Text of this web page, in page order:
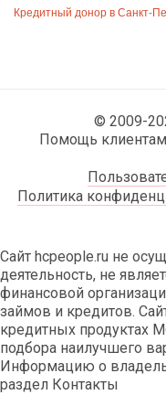
Кредитный донор в Санкт-
© 2009-
Помощь
Политика
Сайт hcpeople.ru не
деятельность, не
финансовой
займов и кредитов.
кредитных продуктах
подбора наилучшего
Информацию о
раздел Контакты